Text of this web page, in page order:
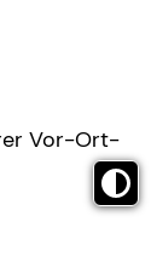
Vor-Ort-